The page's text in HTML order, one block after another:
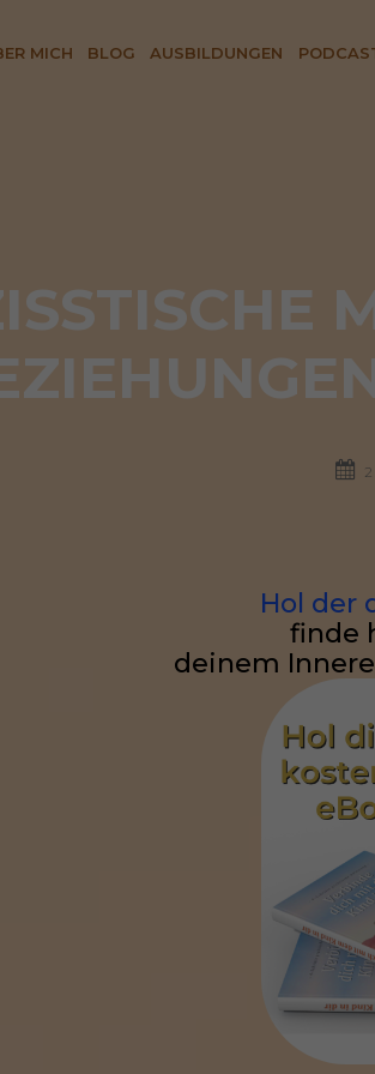
MICH BLOG AUSBILDUNGEN
Hol der
finde
deinem